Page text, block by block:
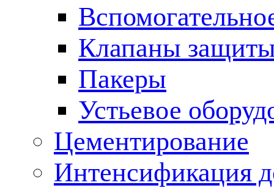
Клапаны
Пакеры
Устьевое
Цементирование
Интенсификация